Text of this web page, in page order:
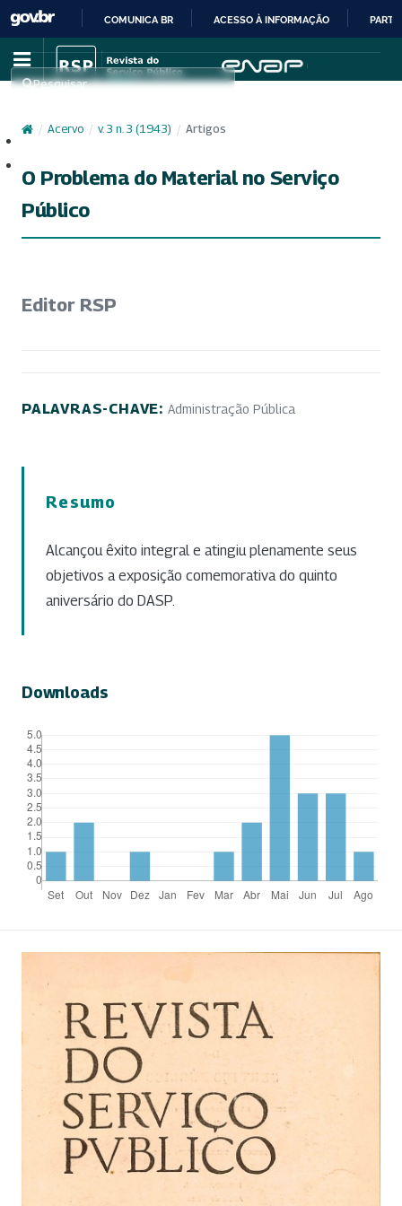
IR
PARA
CONTEÚDO
COMUNICA BR ACESSO À INFORMAÇÃO
Pesquisar
/ Acervo / v. 3 n. 3 (1943) / Artigos
O Problema do Material no Serviço
Público
Editor RSP
PALAVRAS-CHAVE: Administração Pública
Resumo
Alcançou êxito integral e atingiu plenamente seus
objetivos a exposição comemorativa do quinto
aniversário do DASP.
Downloads